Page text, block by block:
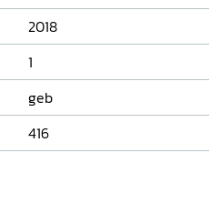
Hemony uit. Natuurlijk
van het klokgieten
dit boek ook om 'de mens
over de twee weinig
in de sociale,
2018
1
geb
416